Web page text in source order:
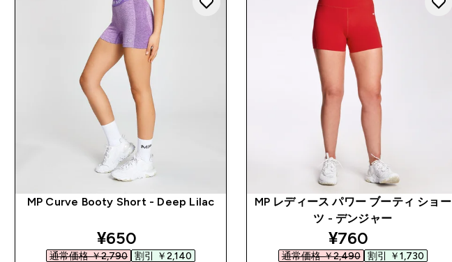
MP Curve Booty Short - Deep Lilac
discounted price
¥650‎
通常価格 ￥2,790‎ 割引 ￥2,140‎
MP レディース パワー ブーティ ショー
ツ - デンジャー
discounted price
¥760‎
通常価格 ￥2,490‎ 割引 ￥1,730‎